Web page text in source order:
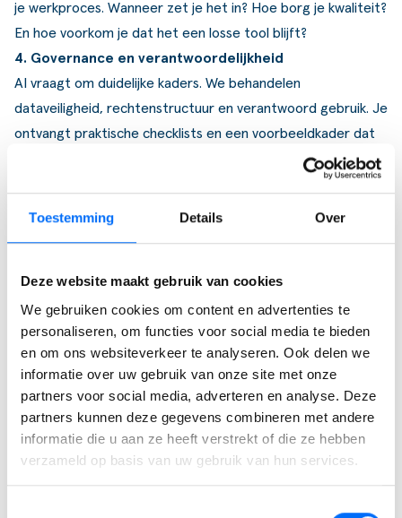
Toestemming Details Over
Deze website maakt gebruik van cookies
We gebruiken cookies om content en advertenties te
personaliseren, om functies voor social media te bieden
en om ons websiteverkeer te analyseren. Ook delen we
informatie over uw gebruik van onze site met onze
partners voor social media, adverteren en analyse. Deze
partners kunnen deze gegevens combineren met andere
informatie die u aan ze heeft verstrekt of die ze hebben
verzameld op basis van uw gebruik van hun services.
je werkproces. Wanneer zet je het in? Hoe borg je kwaliteit?
En hoe voorkom je dat het een losse tool blijft?
4. Governance en verantwoordelijkheid
AI vraagt om duidelijke kaders. We behandelen
dataveiligheid, rechtenstructuur en verantwoord gebruik. Je
ontvangt praktische checklists en een voorbeeldkader dat
Reserveer jouw plek
Reserveer jouw plek voor 18
september